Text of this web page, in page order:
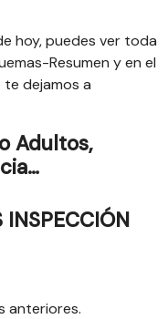
hoy, puedes ver toda
Resumen y en el
dejamos a
Adultos,
INSPECCIÓN
anteriores.